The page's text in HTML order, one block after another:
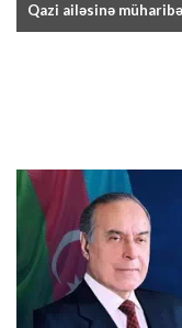
Qazi ailəsinə